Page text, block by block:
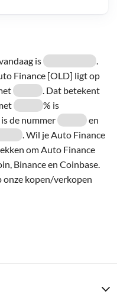
is
.
Finance [OLD] ligt op
. Dat betekent
% is
de nummer
en
. Wil je Auto Finance
om Auto Finance
Binance en Coinbase.
onze kopen/verkopen